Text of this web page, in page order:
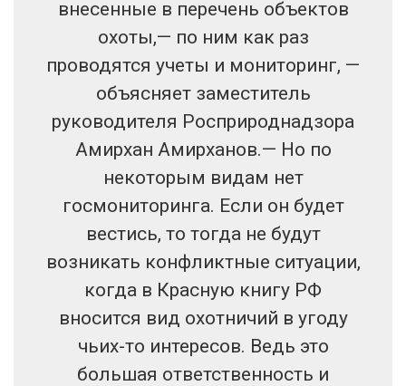
внесенные в перечень объектов
охоты,— по ним как раз
проводятся учеты и мониторинг, —
объясняет заместитель
руководителя Росприроднадзора
Амирхан Амирханов.— Но по
некоторым видам нет
госмониторинга. Если он будет
вестись, то тогда не будут
возникать конфликтные ситуации,
когда в Красную книгу РФ
вносится вид охотничий в угоду
чьих-то интересов. Ведь это
большая ответственность и